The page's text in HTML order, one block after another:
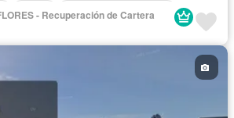
Jardín
Recámara con closet
Sin amueblar
- Recuperación de Cartera